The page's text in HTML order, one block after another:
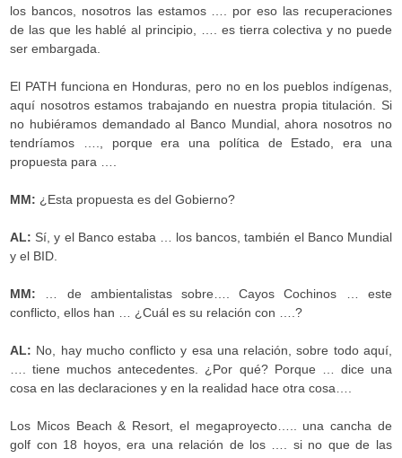
los bancos, nosotros las estamos …. por eso las recuperaciones
de las que les hablé al principio, …. es tierra colectiva y no puede
ser embargada.
El PATH funciona en Honduras, pero no en los pueblos indígenas,
aquí nosotros estamos trabajando en nuestra propia titulación. Si
no hubiéramos demandado al Banco Mundial, ahora nosotros no
tendríamos …., porque era una política de Estado, era una
propuesta para ….
MM: ¿Esta propuesta es del Gobierno?
AL: Sí, y el Banco estaba … los bancos, también el Banco Mundial
y el BID.
MM: … de ambientalistas sobre…. Cayos Cochinos … este
conflicto, ellos han … ¿Cuál es su relación con ….?
AL: No, hay mucho conflicto y esa una relación, sobre todo aquí,
…. tiene muchos antecedentes. ¿Por qué? Porque … dice una
cosa en las declaraciones y en la realidad hace otra cosa….
Los Micos Beach & Resort, el megaproyecto….. una cancha de
golf con 18 hoyos, era una relación de los …. si no que de las